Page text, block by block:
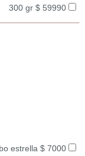
300 gr $ 59990
estrella $ 7000